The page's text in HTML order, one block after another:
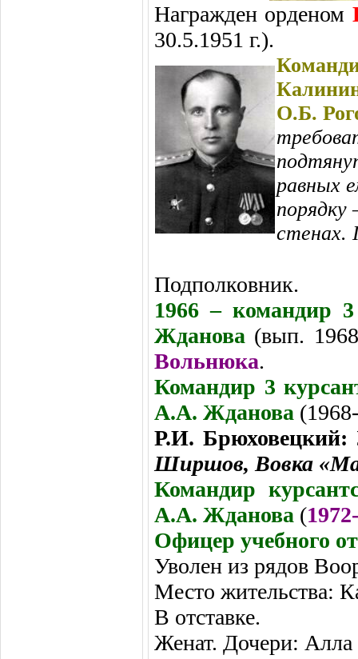
Награжден орденом
30.5.1951 г.).
О.Б.
равных
порядку
стенах.
Подполковник.
1966 – командир
Жданова (вып.
Вольнюка.
Командир 3
А.А. Жданова
Р.И. Брюховецкий:
Ширшов, Вовка
Командир
А.А. Жданова (
Офицер учебного
Уволен из рядов
Место жительства:
В отставке.
Женат. Дочери: